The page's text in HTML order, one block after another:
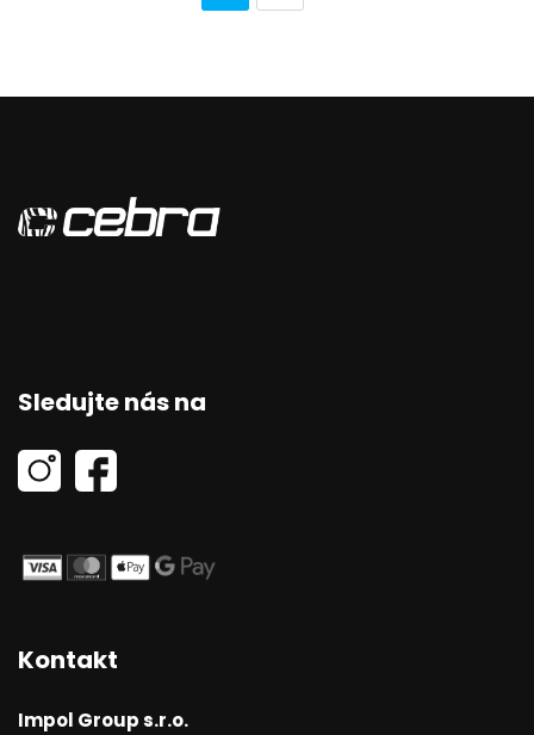
Sledujte nás na
Kontakt
Impol Group s.r.o.